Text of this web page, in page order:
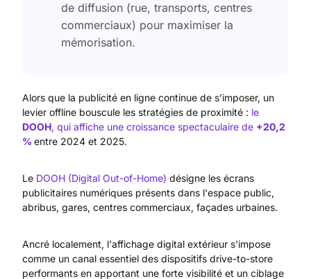
de diffusion (rue, transports, centres
commerciaux) pour maximiser la
mémorisation.
Alors que la publicité en ligne continue de s’imposer, un
levier offline bouscule les stratégies de proximité : le
DOOH, qui affiche une croissance spectaculaire de +20,2
% entre 2024 et 2025.
Le DOOH (Digital Out-of-Home) désigne les écrans
publicitaires numériques présents dans l'espace public,
abribus, gares, centres commerciaux, façades urbaines.
Ancré localement, l'affichage digital extérieur s'impose
comme un canal essentiel des dispositifs drive-to-store
performants en apportant une forte visibilité et un ciblage